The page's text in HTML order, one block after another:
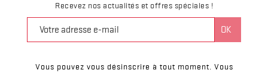
Recevez nos actualités et offres spéciales !
Vous pouvez vous désinscrire à tout moment. Vous